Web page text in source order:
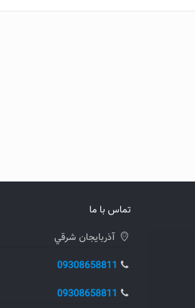
تماس با ما
آذربايجان شرقي
09308658811
09308658811